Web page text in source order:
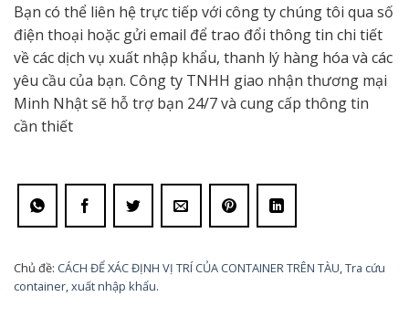
Bạn có thể liên hệ trực tiếp với công ty chúng tôi qua số
điện thoại hoặc gửi email để trao đổi thông tin chi tiết
về các dịch vụ xuất nhập khẩu, thanh lý hàng hóa và các
yêu cầu của bạn. Công ty TNHH giao nhận thương mại
Minh Nhật sẽ hỗ trợ bạn 24/7 và cung cấp thông tin
cần thiết
Chủ đề: CÁCH ĐỂ XÁC ĐỊNH VỊ TRÍ CỦA CONTAINER TRÊN TÀU,Tra cứu
container,xuất nhập khẩu.